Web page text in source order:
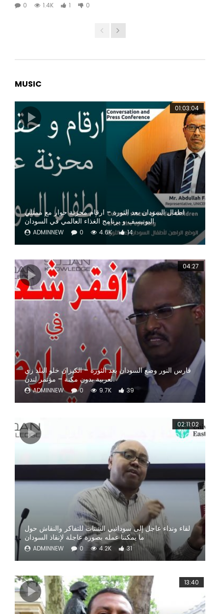
0
1.4K 1 0
MUSIC
01:03:04
اطفال السودان بعد الثورة – ارقام محزنة حوار مع ممثلي
اليونيسف و برنامج الغذاء العالمي في السودان
ADMINNEW 0 4.6K 14
04:27
فارس النور وضع السودان بعد الثورة – الكيزان خلو البلد زي
العربية بدون مكنة – مؤتمر لندن
ADMINNEW 0 9.7K 39
02:11:02
لقاء ونداء عاجل إلى سودانيي الشتات للتفاكر والنقاش حول
ما يمكننا عمله بصورة عاجلة لإنقاذ السودان
ADMINNEW 0 4.2K 31
13:40